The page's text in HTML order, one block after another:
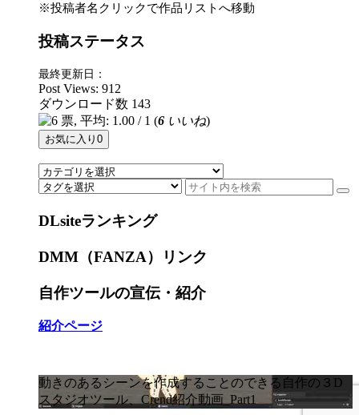
※投稿者名クリックで作品リストへ移動
投稿ステータス
最終更新日：
Post Views: 912
ダウンロード数 143
(6 いいね)
お気に入り 0
DLsiteランキング
DMM（FANZA）リンク
自作ツールの宣伝・紹介
紹介ページ
動きのあるシーンを作成することのできる自作の３D
スタジオツール、Crend紹介動画_Part1